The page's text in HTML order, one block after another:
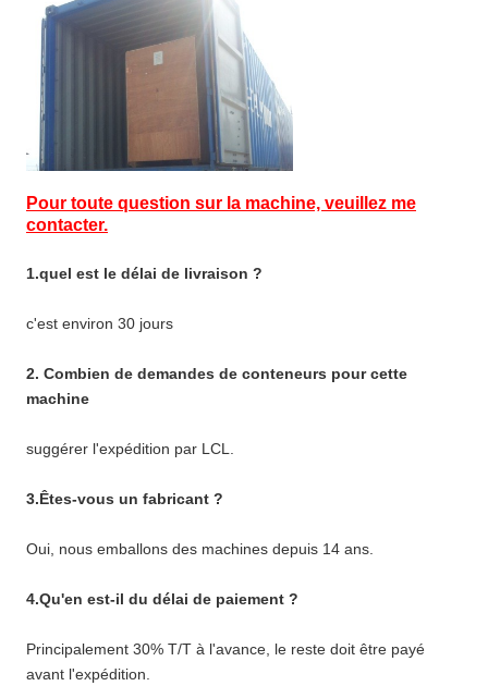
Pour toute question sur la machine, veuillez me
contacter.
1.quel est le délai de livraison ?
c'est environ 30 jours
2. Combien de demandes de conteneurs pour cette
machine
suggérer l'expédition par LCL.
3.Êtes-vous un fabricant ?
Oui, nous emballons des machines depuis 14 ans.
4.Qu'en est-il du délai de paiement ?
Principalement 30% T/T à l'avance, le reste doit être payé
avant l'expédition.